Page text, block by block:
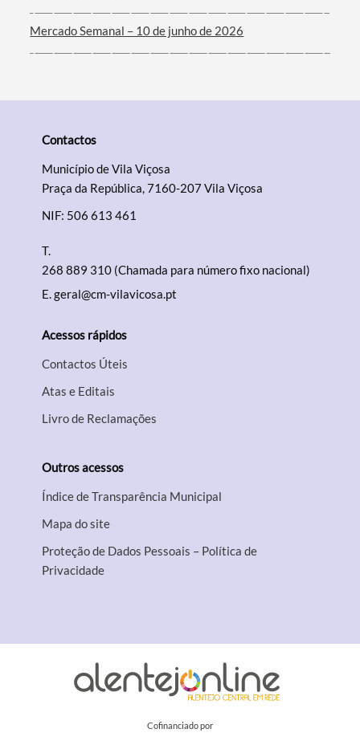
Mercado Semanal – 10 de junho de 2026
Contactos
Município de Vila Viçosa
Praça da República, 7160-207 Vila Viçosa
NIF: 506 613 461
T.
268 889 310 (Chamada para número fixo nacional)
E.geral@cm-vilavicosa.pt
Acessos rápidos
Contactos Úteis
Atas e Editais
Livro de Reclamações
Outros acessos
Índice de Transparência Municipal
Mapa do site
Proteção de Dados Pessoais – Política de
Privacidade
Cofinanciado por